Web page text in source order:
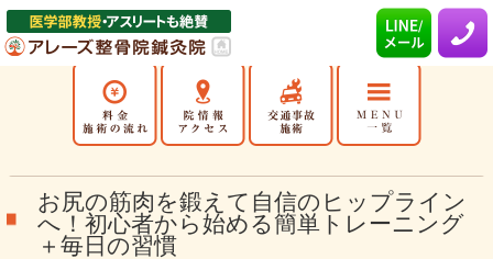
お尻の筋肉を鍛えて自信のヒップライン
へ！初心者から始める簡単トレーニング
＋毎日の習慣